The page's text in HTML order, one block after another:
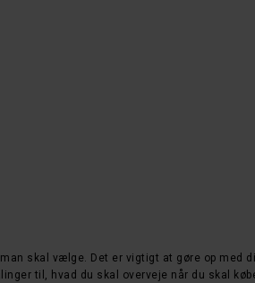
skal vælge. Det er vigtigt at gøre op med
til, hvad du skal overveje når du skal